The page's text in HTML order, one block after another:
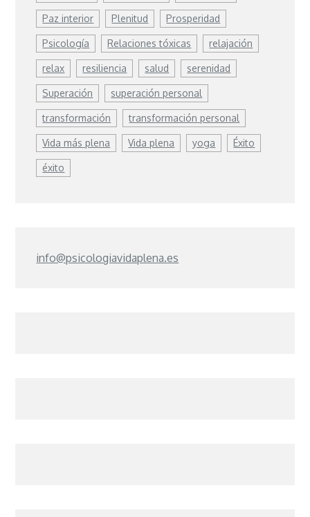
Paz interior Plenitud Prosperidad
Psicología Relaciones tóxicas relajación
relax resiliencia salud serenidad
Superación superación personal
transformación transformación personal
Vida más plena Vida plena yoga Éxito
éxito
info@psicologiavidaplena.es